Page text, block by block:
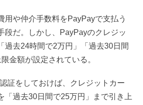
用や仲介手数料をPayPayで支払う
段だ。しかし、PayPayのクレジッ
過去24時間で2万円」「過去30日間
金額が設定されている。
証をしておけば、クレジットカー
「過去30日間で25万円」まで引き上